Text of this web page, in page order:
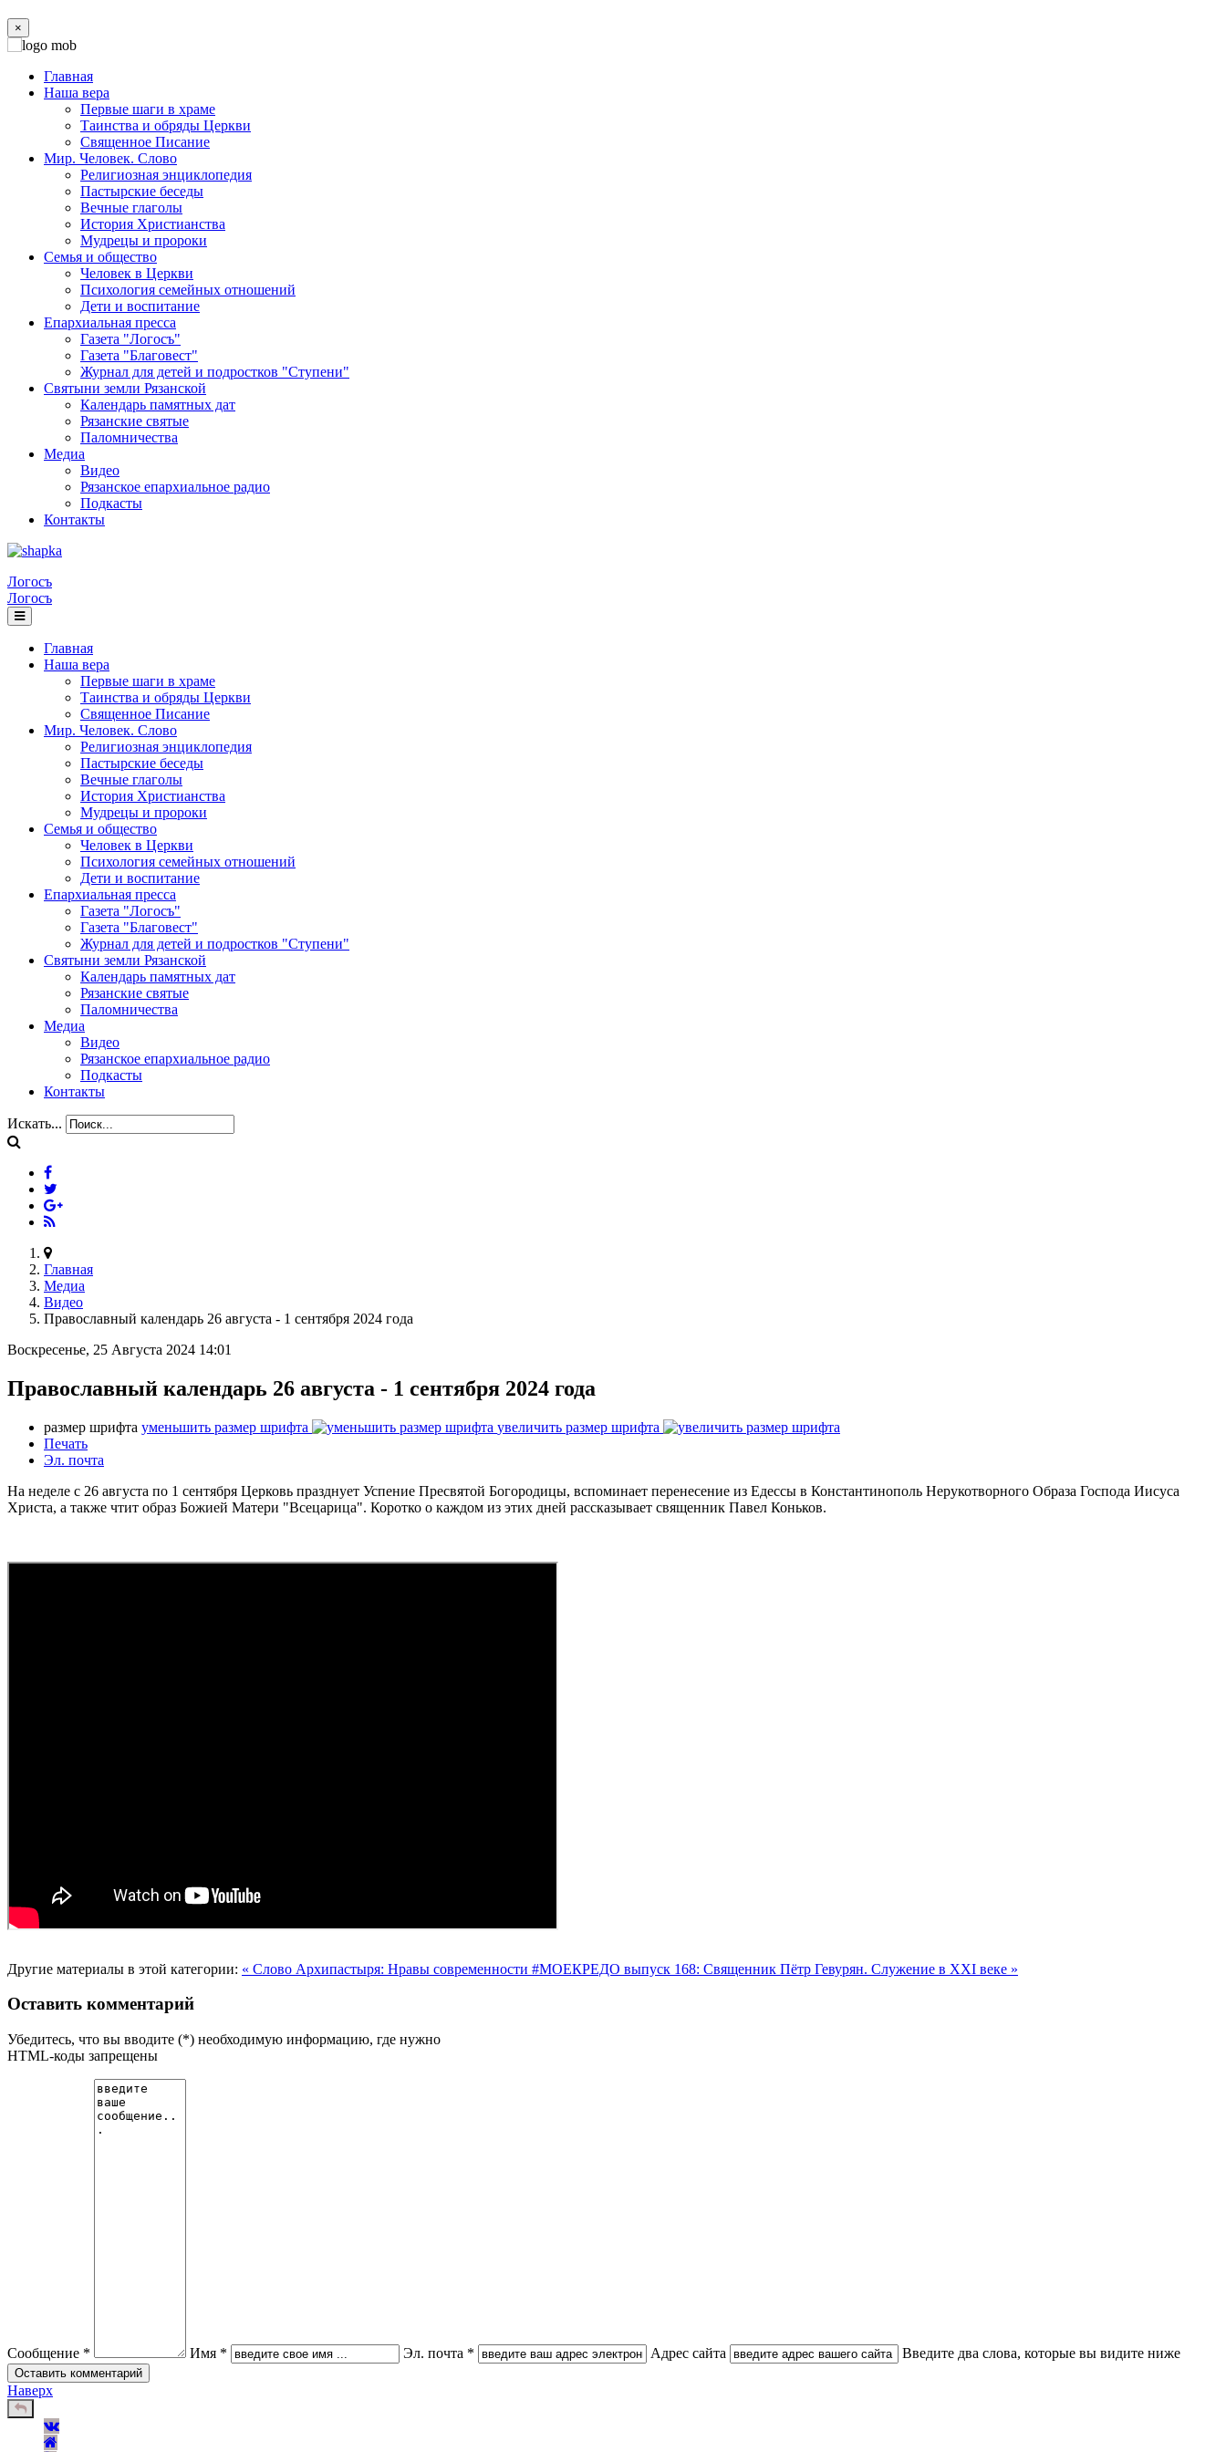
×
Главная
Наша вера
Первые шаги в храме
Таинства и обряды Церкви
Священное Писание
Мир. Человек. Слово
Религиозная энциклопедия
Пастырские беседы
Вечные глаголы
История Христианства
Мудрецы и пророки
Семья и общество
Человек в Церкви
Психология семейных отношений
Дети и воспитание
Епархиальная пресса
Газета "Логосъ"
Газета "Благовест"
Журнал для детей и подростков "Ступени"
Святыни земли Рязанской
Календарь памятных дат
Рязанские святые
Паломничества
Медиа
Видео
Рязанское епархиальное радио
Подкасты
Контакты
Логосъ
Логосъ
Главная
Наша вера
Первые шаги в храме
Таинства и обряды Церкви
Священное Писание
Мир. Человек. Слово
Религиозная энциклопедия
Пастырские беседы
Вечные глаголы
История Христианства
Мудрецы и пророки
Семья и общество
Человек в Церкви
Психология семейных отношений
Дети и воспитание
Епархиальная пресса
Газета "Логосъ"
Газета "Благовест"
Журнал для детей и подростков "Ступени"
Святыни земли Рязанской
Календарь памятных дат
Рязанские святые
Паломничества
Медиа
Видео
Рязанское епархиальное радио
Подкасты
Контакты
Искать...
Главная
Медиа
Видео
Православный календарь 26 августа - 1 сентября 2024 года
Воскресенье, 25 Августа 2024 14:01
Православный календарь 26 августа - 1 сентября 2024 года
размер шрифта уменьшить размер шрифта
увеличить размер шрифта
Печать
Эл. почта
На неделе с 26 августа по 1 сентября Церковь празднует Успение Пресвятой Богородицы, вспоминает перенесение из Едессы в Константинополь Нерукотворного Образа Господа Иисуса
Христа, а также чтит образ Божией Матери "Всецарица". Коротко о каждом из этих дней рассказывает священник Павел Коньков.
Другие материалы в этой категории: « Слово Архипастыря: Нравы современности #МОЕКРЕДО выпуск 168: Священник Пётр Гевурян. Служение в XXI веке »
Оставить комментарий
Убедитесь, что вы вводите (*) необходимую информацию, где нужно
HTML-коды запрещены
Сообщение * Имя * Эл. почта * Адрес сайта Введите два слова, которые вы видите ниже
Наверх